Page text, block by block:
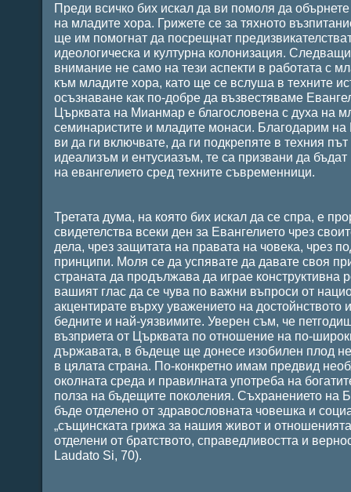
Преди всичко бих искал да ви помоля да
на младите хора. Грижете се за тяхното
ще им помогнат да посрещнат
идеологическа и културна колонизация.
внимание не само на тези аспекти в работата с
към младите хора, като ще се вслуша в техните
осъзнаване как по-добре да възвестяваме
Църквата на Мианмар е благословена с духа на
семинаристите и младите монаси. Благодарим
ви да ги включвате, да ги подкрепяте в техния
идеализъм и ентусиазъм, те са призвани да
на евангелието сред техните съвременници.
Третата дума, на която бих искал да се спра, е
свидетелства всеки ден за Евангелието чрез
дела, чрез защитата на правата на човека, чрез
принципи. Моля се да успявате да давате своя
страната да продължава да играе конструктивна
вашият глас да се чува по важни въпроси от
акцентирате върху уважението на достойнството
бедните и най-уязвимите. Уверен съм, че
възприета от Църквата по отношение на по-
държавата, в бъдеще ще донесе изобилен плод
в цялата страна. По-конкретно имам предвид
околната среда и правилната употреба на
полза на бъдещите поколения. Съхранението на
бъде отделено от здравословната човешка и
„същинската грижа за нашия живот и
отделени от братството, справедливостта и
Laudato Si, 70).